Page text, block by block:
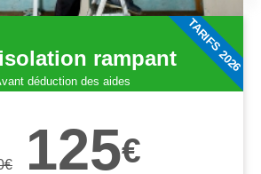
rampant
déduction des aides
€ 125€
TARIFS 2026